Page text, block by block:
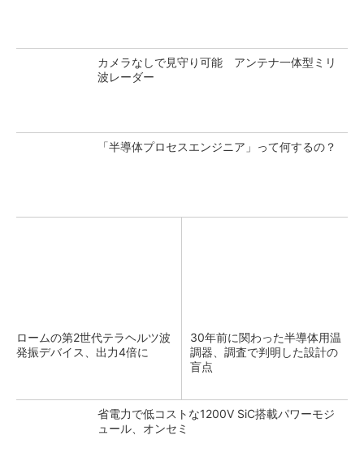
カメラなしで見守り可能 アンテナ一体型ミリ
波レーダー
「半導体プロセスエンジニア」って何するの？
ロームの第2世代テラヘルツ波
発振デバイス、出力4倍に
30年前に関わった半導体用温
調器、調査で判明した設計の
盲点
省電力で低コストな1200V SiC搭載パワーモジ
ュール、オンセミ